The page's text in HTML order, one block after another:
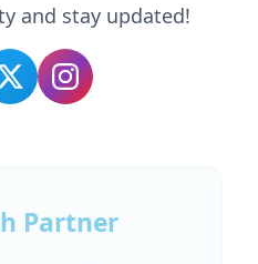
and stay updated!
Partner